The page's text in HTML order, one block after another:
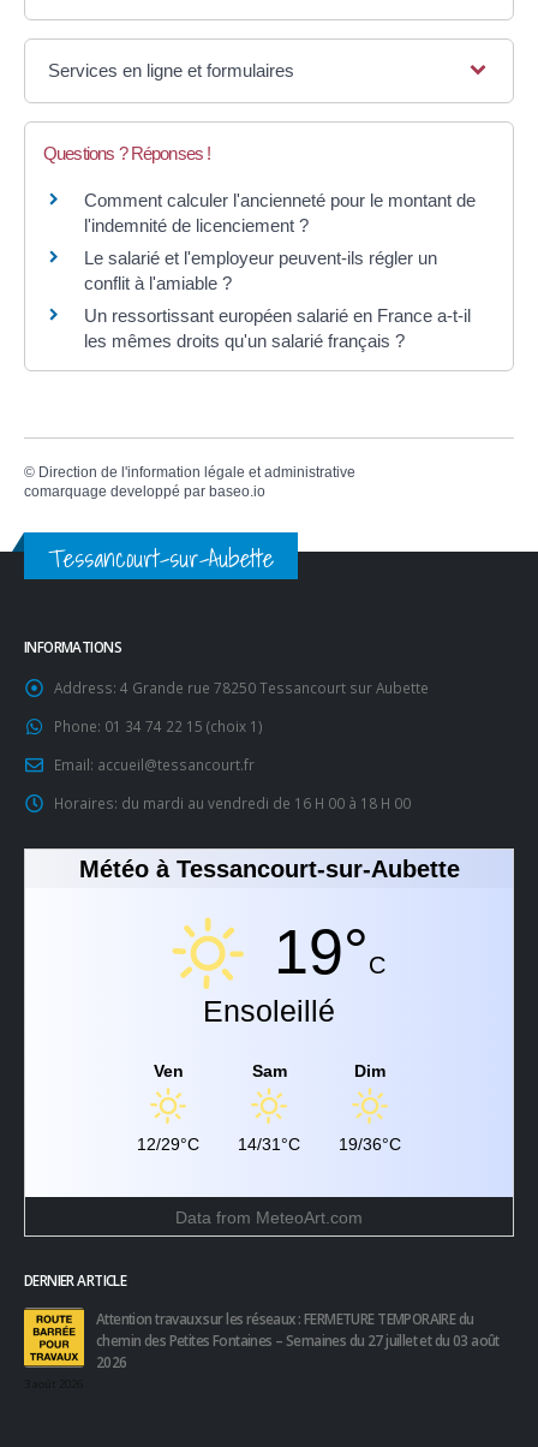
Services en ligne et formulaires
Questions ? Réponses !
Comment calculer l'ancienneté pour le montant de
l'indemnité de licenciement ?
Le salarié et l'employeur peuvent-ils régler un
conflit à l'amiable ?
Un ressortissant européen salarié en France a-t-il
les mêmes droits qu'un salarié français ?
© Direction de l'information légale et administrative
comarquage developpé par baseo.io
Tessancourt-sur-Aubette
INFORMATIONS
Address: 4 Grande rue 78250 Tessancourt sur Aubette
Phone: 01 34 74 22 15 (choix 1)
Email: accueil@tessancourt.fr
Horaires: du mardi au vendredi de 16 H 00 à 18 H 00
Météo à Tessancourt-sur-Aubette
19°C
Ensoleillé
Ven
12/29°C
Sam
14/31°C
Dim
19/36°C
Data from MeteoArt.com
DERNIER ARTICLE
Attention travaux sur les réseaux : FERMETURE TEMPORAIRE du
chemin des Petites Fontaines – Semaines du 27 juillet et du 03 août
2026